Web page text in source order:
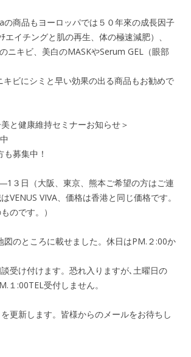
商品もヨーロッパでは５０年來の成長因子
エイチングと肌の再生、体の極速減肥）、
ニキビ、美白のMASKやSerum GEL（眼部
キビにシミと早い効果の出る商品もお勧めで
と健康維持セミナーお知らせ＞
募集中！
３日（大阪、東京、熊本ご希望の方はご連
VENUS VIVA、価格は香港と同じ価格です。
のです。）
図のところに載せました。休日はPM.２:00か
受け付けます。恐れ入りますが､土曜日の
１:00TEL受付しません。
更新します。皆様からのメールをお待ちし